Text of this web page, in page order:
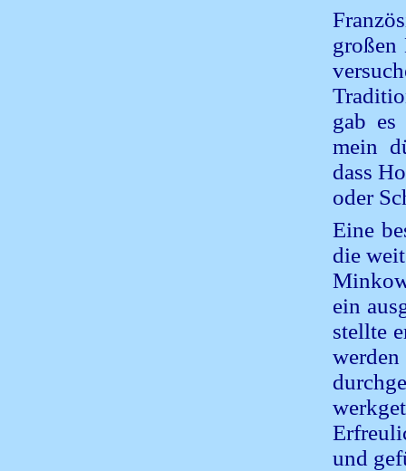
großen
gab es
mein
dass
oder
Eine
die
ein
stellte
und